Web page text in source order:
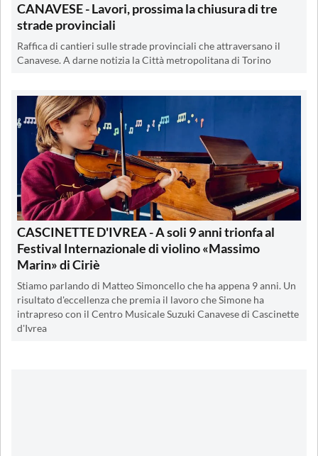
CANAVESE - Lavori, prossima la chiusura di tre
strade provinciali
Raffica di cantieri sulle strade provinciali che attraversano il
Canavese. A darne notizia la Città metropolitana di Torino
CASCINETTE D'IVREA - A soli 9 anni trionfa al
Festival Internazionale di violino «Massimo
Marin» di Ciriè
Stiamo parlando di Matteo Simoncello che ha appena 9 anni. Un
risultato d'eccellenza che premia il lavoro che Simone ha
intrapreso con il Centro Musicale Suzuki Canavese di Cascinette
d'Ivrea